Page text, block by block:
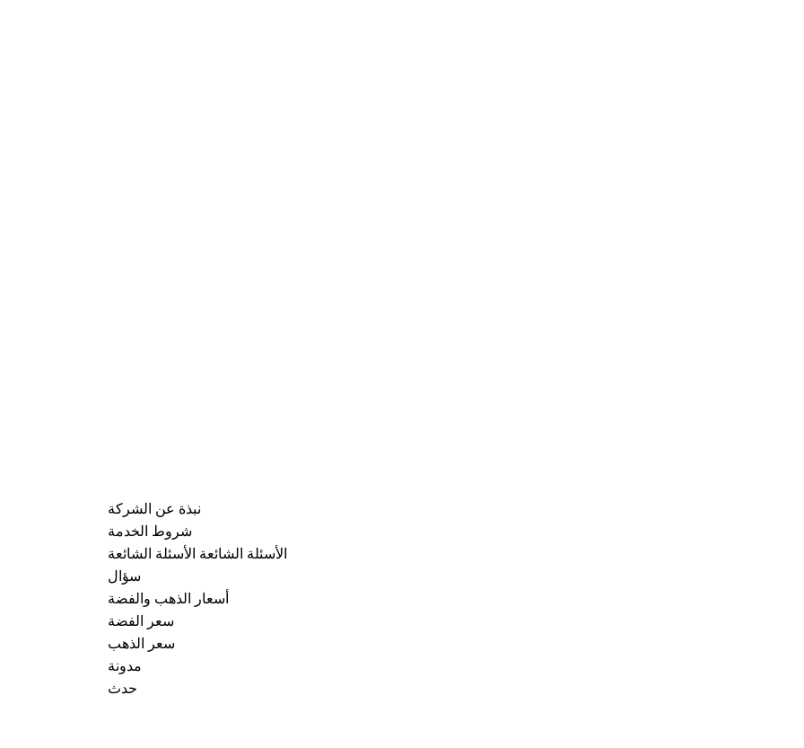
نبذة عن الشركة
شروط الخدمة
الأسئلة الشائعة الأسئلة الشائعة
سؤال
أسعار الذهب والفضة
سعر الفضة
سعر الذهب
مدونة
حدث